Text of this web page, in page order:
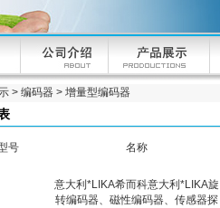
> 编码器 > 增量型编码器
号 名称
意大利*LIKA希而科意大利*LIKA旋
转编码器、磁性编码器、传感器探